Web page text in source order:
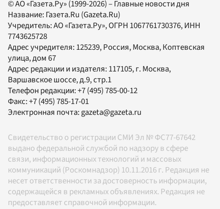
© АО «Газета.Ру» (1999-2026) – Главные новости дня
Название: Газета.Ru (Gazeta.Ru)
Учредитель:АО «Газета.Ру», ОГРН 1067761730376, ИНН
7743625728
Адрес учредителя: 125239, Россия, Москва, Коптевская
улица, дом 67
Адрес редакции и издателя: 117105, г. Москва,
Варшавское шоссе, д.9, стр.1
Телефон редакции:+7 (495) 785-00-12
Факс:+7 (495) 785-17-01
Электронная почта:gazeta@gazeta.ru
Свидетельство о регистрации СМИ Эл № ФС77-67642
выдано федеральной службой по надзору в сфере
связи, информационных технологий и массовых
коммуникаций (Роскомнадзор) 10.11.2016 г. Редакция не
несет ответственности за достоверность информации,
содержащейся в рекламных объявлениях. Редакция не
предоставляет справочной информации.